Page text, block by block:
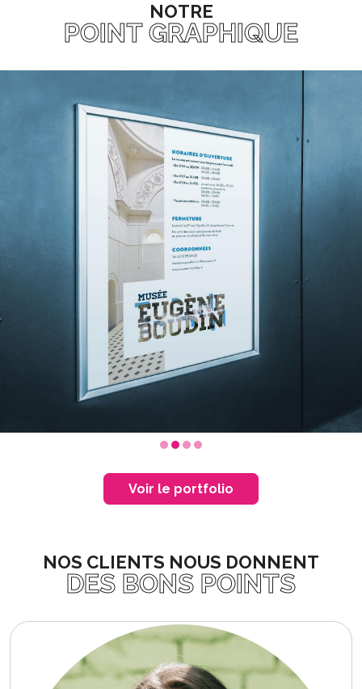
NOTRE
POINT GRAPHIQUE
Voir le portfolio
NOS CLIENTS NOUS DONNENT
DES BONS POINTS